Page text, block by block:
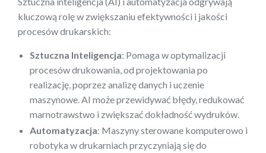
kluczową rolę w zwiększaniu efektywności i jakości
procesów drukarskich:
Sztuczna Inteligencja: Pomaga w optymalizacji
procesów drukowania, od projektowania po
realizację, poprzez analizę danych i uczenie
maszynowe. AI może przewidywać błędy, redukować
marnotrawstwo i zwiększać dokładność wydruków.
Automatyzacja: Maszyny sterowane komputerowo i
robotyka w drukarniach przyczyniają się do